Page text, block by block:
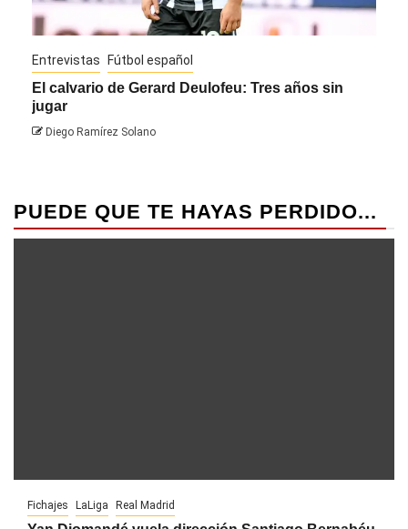
Entrevistas Fútbol español
El calvario de Gerard Deulofeu: Tres años sin
jugar
Diego Ramírez Solano
PUEDE QUE TE HAYAS PERDIDO...
Fichajes LaLiga Real Madrid